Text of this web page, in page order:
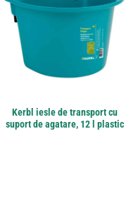
Kerbl iesle de transport cu
suport de agatare, 12 l plastic